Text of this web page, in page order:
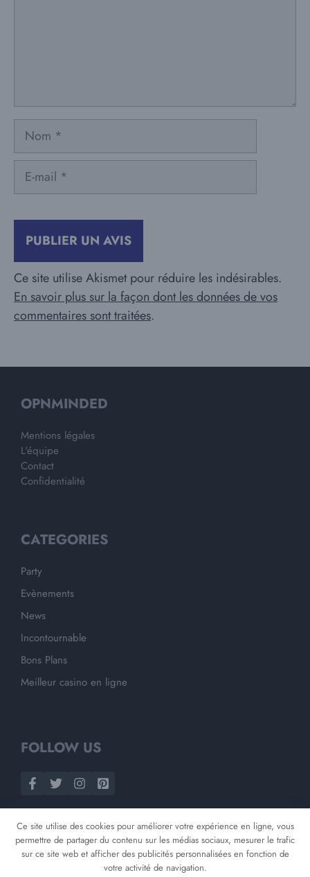
Nom
Ce site utilise Akismet pour réduire les indésirables.
En savoir plus sur la façon dont les données de vos
commentaires sont traitées.
OPNMINDED
Mentions légales
L'équipe
Contact
Confidentialité
CATEGORIES
Party
Evènements
News
Incontournable
Bons Plans
Meilleur casino en ligne
FOLLOW US
Ce site utilise des cookies pour améliorer votre expérience en ligne, vous
permettre de partager du contenu sur les médias sociaux, mesurer le trafic
sur ce site web et afficher des publicités personnalisées en fonction de
votre activité de navigation.